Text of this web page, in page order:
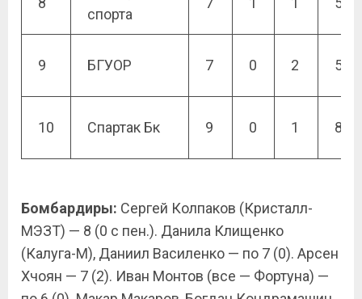
спорта
9 БГУОР 7 0 2 5
10 Спартак Бк 9 0 1 8
Бомбардиры: Сергей Колпаков (Кристалл-
МЭЗТ) — 8 (0 с пен.). Данила Клищенко
(Калуга-М), Даниил Василенко — по 7 (0). Арсен
Хчоян — 7 (2). Иван Монтов (все — Фортуна) —